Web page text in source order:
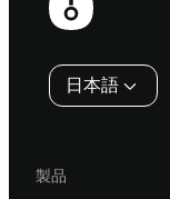
日本語
製品